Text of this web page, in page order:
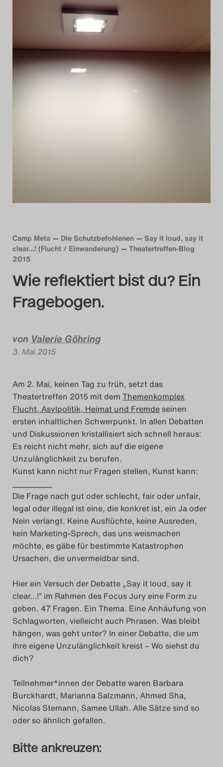
Das Theatertreffen-Blog
2014
Das Theatertreffen-Blog
2015
Das Theatertreffen-Blog
Das Theatertreffen-Blog
Das Theatertreffen-Blog
Das Theatertreffen-Blog
2019
Das Theatertreffen-Blog
2020
2021
Das Theatertreffen-Blog
2022
Das Theatertreffen-Blog
2023
Das Theatertreffen-Blog
2024
Das Theatertreffen-Blog
2025
Das Theatertreffen-Blog
Archiv
Impressum
Nutzungsbedingungen
Search
Camp Meta Die Schutzbefohlenen
Say it loud, say it
clear...! (Flucht / Einwanderung)
Theatertreffen-Blog
2015
Wie reflektiert bist du? Ein
Fragebogen.
von Valerie Göhring
3. Mai 2015
Am 2. Mai, keinen Tag zu früh, setzt das
Theatertreffen 2015 mit dem Themenkomplex
Flucht, Asylpolitik, Heimat und Fremde seinen
ersten inhaltlichen Schwerpunkt. In allen Debatten
und Diskussionen kristallisiert sich schnell heraus:
Es reicht nicht mehr, sich auf die eigene
Unzulänglichkeit zu berufen.
Kunst kann nicht nur Fragen stellen, Kunst kann:
Die Frage nach gut oder schlecht, fair oder unfair,
legal oder illegal ist eine, die konkret ist, ein Ja oder
Nein verlangt. Keine Ausflüchte, keine Ausreden,
kein Marketing-Sprech, das uns weismachen
möchte, es gäbe für bestimmte Katastrophen
Ursachen, die unvermeidbar sind.
Hier ein Versuch der Debatte „Say it loud, say it
clear…!” im Rahmen des Focus Jury eine Form zu
geben. 47 Fragen. Ein Thema. Eine Anhäufung von
Schlagworten, vielleicht auch Phrasen. Was bleibt
hängen, was geht unter? In einer Debatte, die um
ihre eigene Unzulänglichkeit kreist – Wo siehst du
dich?
Teilnehmer*innen der Debatte waren Barbara
Burckhardt, Marianna Salzmann, Ahmed Sha,
Nicolas Stemann, Samee Ullah. Alle Sätze sind so
oder so ähnlich gefallen.
Bitte ankreuzen: